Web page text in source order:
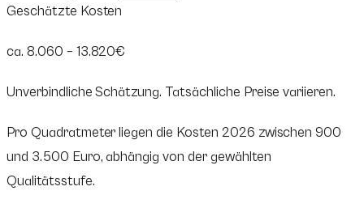
Geschätzte Kosten
ca. 8.060 – 13.820€
Unverbindliche Schätzung. Tatsächliche Preise variieren.
Pro Quadratmeter liegen die Kosten 2026 zwischen 900
und 3.500 Euro, abhängig von der gewählten
Qualitätsstufe.